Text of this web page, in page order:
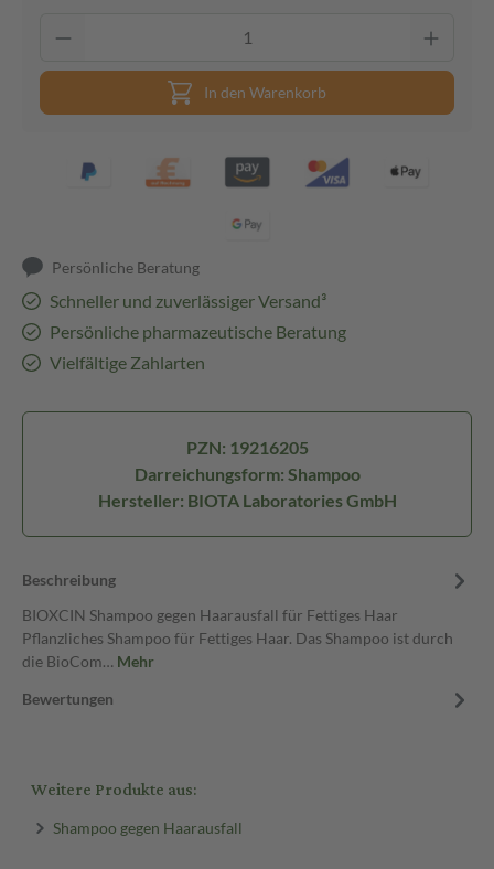
In den Warenkorb
Persönliche Beratung
Schneller und zuverlässiger Versand³
Persönliche pharmazeutische Beratung
Vielfältige Zahlarten
PZN: 19216205
Darreichungsform: Shampoo
Hersteller: BIOTA Laboratories GmbH
Beschreibung
BIOXCIN Shampoo gegen Haarausfall für Fettiges Haar
Pflanzliches Shampoo für Fettiges Haar. Das Shampoo ist durch
die BioCom… Mehr
Bewertungen
Weitere Produkte aus:
Shampoo gegen Haarausfall